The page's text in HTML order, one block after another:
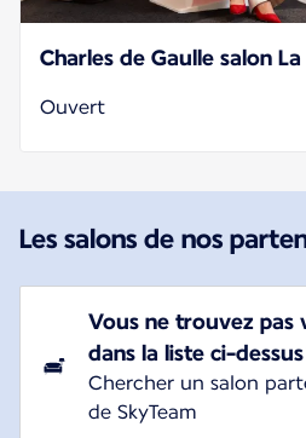
Charles de Gaulle salon
Ouvert
Les salons de nos
Vous ne trouvez pas
dans la liste ci-dessus
Chercher un salon
de SkyTeam